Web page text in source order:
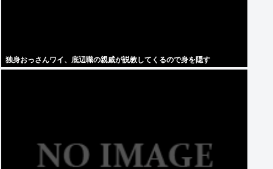
独身おっさんワイ、底辺職の親戚が説教してくるので身を隠す